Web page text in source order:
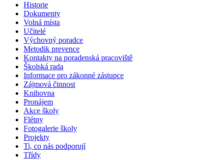
Historie
Dokumenty
Volná místa
Učitelé
Výchovný poradce
Metodik prevence
Kontakty na poradenská pracoviště
Školská rada
Informace pro zákonné zástupce
Zájmová činnost
Knihovna
Pronájem
Akce školy
Flétny
Fotogalerie školy
Projekty
Ti, co nás podporují
Třídy